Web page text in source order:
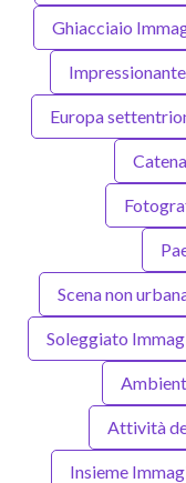
Ghiacciaio
Europa
Scena non
Soleggiato
Attività
Insieme